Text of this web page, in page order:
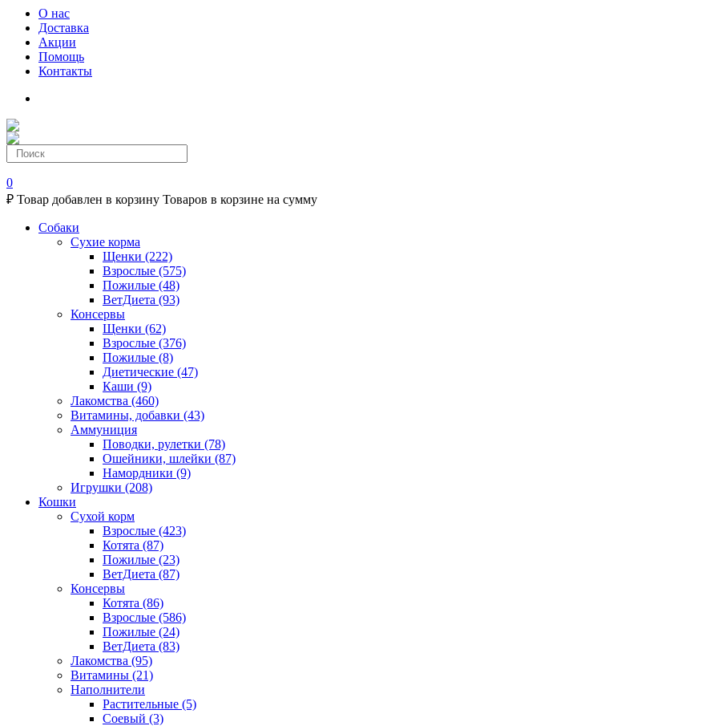
О нас
Доставка
Акции
Помощь
Контакты
0
₽ Товар добавлен в корзину Товаров в корзине на сумму
Собаки
Сухие корма
Щенки (222)
Взрослые (575)
Пожилые (48)
ВетДиета (93)
Консервы
Щенки (62)
Взрослые (376)
Пожилые (8)
Диетические (47)
Каши (9)
Лакомства (460)
Витамины, добавки (43)
Аммуниция
Поводки, рулетки (78)
Ошейники, шлейки (87)
Намордники (9)
Игрушки (208)
Кошки
Сухой корм
Взрослые (423)
Котята (87)
Пожилые (23)
ВетДиета (87)
Консервы
Котята (86)
Взрослые (586)
Пожилые (24)
ВетДиета (83)
Лакомства (95)
Витамины (21)
Наполнители
Растительные (5)
Соевый (3)